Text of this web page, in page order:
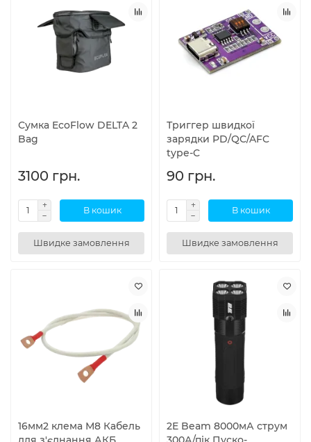
Сумка EcoFlow DELTA 2
Bag
3100 грн.
В кошик
Швидке замовлення
Триггер швидкої
зарядки PD/QC/AFC
type-C
90 грн.
В кошик
Швидке замовлення
16мм2 клема М8 Кабель
2E Beam 8000мА струм